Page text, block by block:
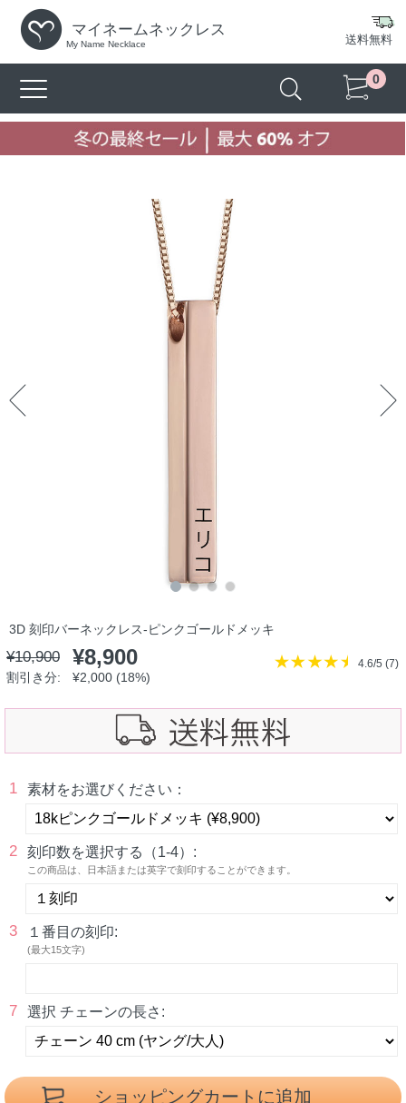
マイネームネックレス
My Name Necklace 送料無料
0
3D 刻印バーネックレス-ピンクゴールドメッキ
¥10,900 ¥8,900
割引き分: ¥2,000 (18%)
4.6/5 (7)
1 素材をお選びください：
2 刻印数を選択する（1-4）:
この商品は、日本語または英字で刻印することができます。
3 １番目の刻印:
(最大15文字)
7 選択 チェーンの長さ: